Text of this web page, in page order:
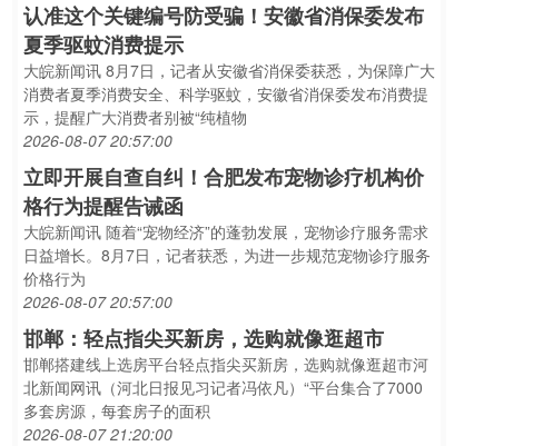
认准这个关键编号防受骗！安徽省消保委发布
夏季驱蚊消费提示
大皖新闻讯 8月7日，记者从安徽省消保委获悉，为保障广大
消费者夏季消费安全、科学驱蚊，安徽省消保委发布消费提
示，提醒广大消费者别被“纯植物
2026-08-07 20:57:00
立即开展自查自纠！合肥发布宠物诊疗机构价
格行为提醒告诫函
大皖新闻讯 随着“宠物经济”的蓬勃发展，宠物诊疗服务需求
日益增长。8月7日，记者获悉，为进一步规范宠物诊疗服务
价格行为
2026-08-07 20:57:00
邯郸：轻点指尖买新房，选购就像逛超市
邯郸搭建线上选房平台轻点指尖买新房，选购就像逛超市河
北新闻网讯（河北日报见习记者冯依凡）“平台集合了7000
多套房源，每套房子的面积
2026-08-07 21:20:00